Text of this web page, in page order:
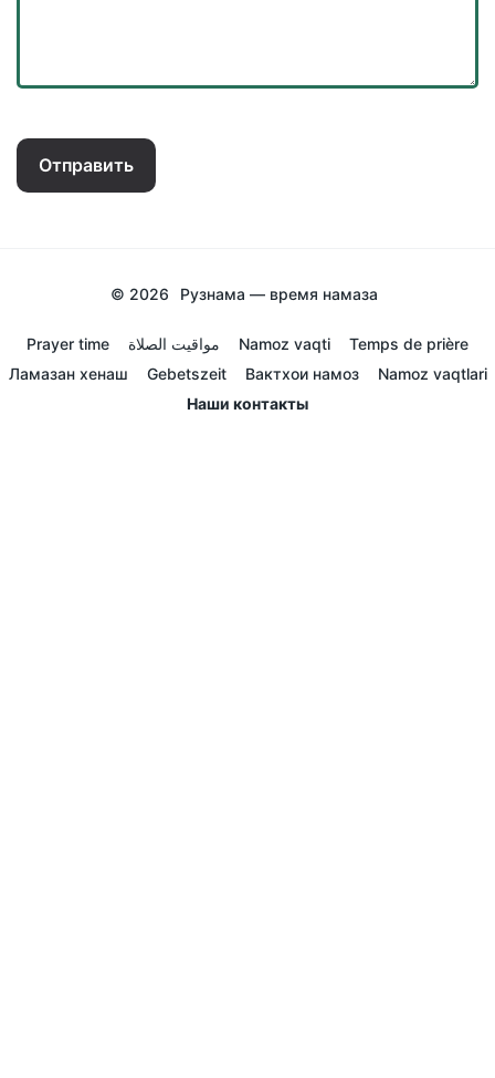
Отправить
© 2026 Рузнама — время намаза
Prayer time مواقيت الصلاة Namoz vaqti
Temps de prière
Ламазан хенаш
Gebetszeit Вактхои намоз
Namoz vaqtlari
Наши контакты